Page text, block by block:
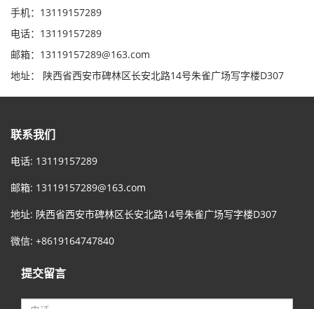
手机：13119157289
电话：13119157289
邮箱：13119157289@163.com
地址： 陕西省西安市碑林区长安北路14号朱雀广场写字楼D307
联系我们
电话: 13119157289
邮箱: 13119157289@163.com
地址: 陕西省西安市碑林区长安北路14号朱雀广场写字楼D307
微信: +8619164747840
提交留言